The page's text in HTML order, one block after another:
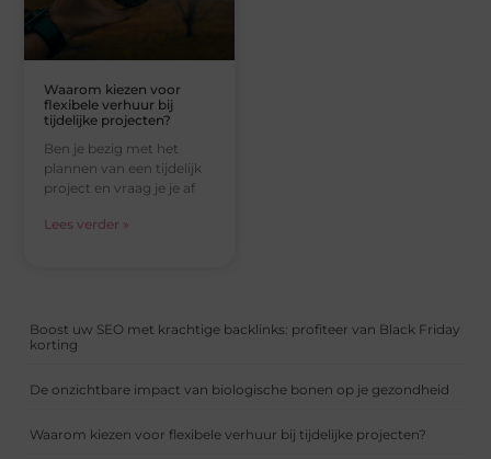
Waarom kiezen voor
flexibele verhuur bij
tijdelijke projecten?
Ben je bezig met het
plannen van een tijdelijk
project en vraag je je af
Lees verder »
Boost uw SEO met krachtige backlinks: profiteer van Black Friday
korting
De onzichtbare impact van biologische bonen op je gezondheid
Waarom kiezen voor flexibele verhuur bij tijdelijke projecten?